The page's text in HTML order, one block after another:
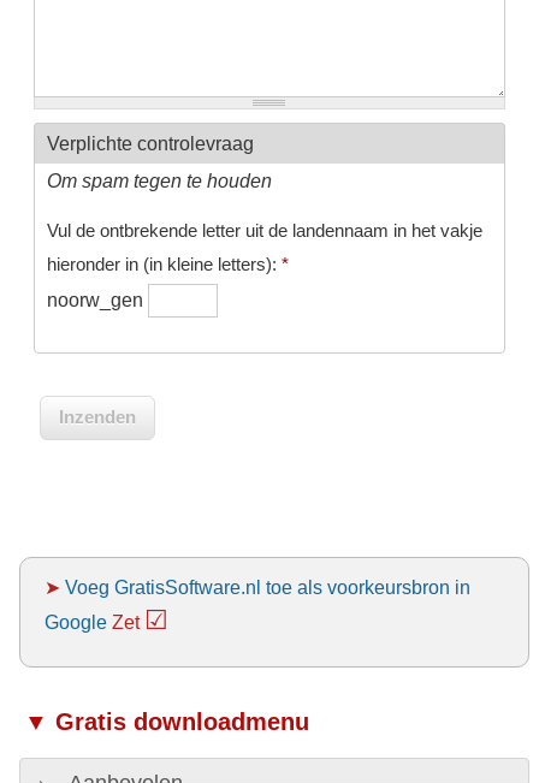
Verplichte controlevraag
Om spam tegen te houden
Vul de ontbrekende letter uit de landennaam in het vakje
hieronder in (in kleine letters): *
noorw_gen
➤ Voeg GratisSoftware.nl toe als voorkeursbron in
Google Zet ☑
▼ Gratis downloadmenu